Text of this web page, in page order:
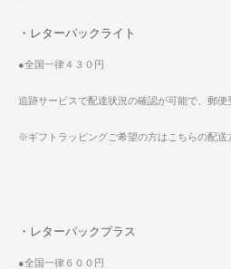
・レターパックライト
●全国一律４３０円
追跡サービスで配達状況の確認が可能で、郵便
※ギフトラッピングご希望の方はこちらの配送
・レターパックプラス
●全国一律６００円